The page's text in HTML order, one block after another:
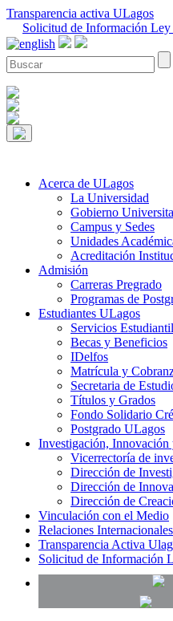
Transparencia activa ULagos
Solicitud de Información Ley
Acerca de ULagos
La Universidad
Gobierno
Campus y Sedes
Unidades
Acreditación
Admisión
Carreras Pregrado
Programas de
Estudiantes ULagos
Servicios
Becas y Beneficios
IDelfos
Matrícula y
Secretaria de
Títulos y Grados
Fondo Solidario
Postgrado ULagos
Investigación, Innovación
Vicerrectoría de
Dirección de
Dirección de
Dirección de
Vinculación con el Medio
Relaciones Internacionales
Transparencia Activa
Solicitud de Información